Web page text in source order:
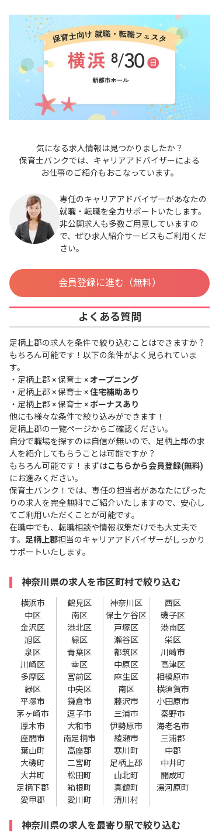
気になる求人情報は見つかりましたか？
保育士バンクでは、キャリアアドバイザーによる
お仕事のご紹介もおこなっています。
専任のキャリアアドバイザーがあなたの
就職・転職を全力サポートいたします。
非公開求人も多数ご用意していますの
で、ぜひ求人紹介サービスもご利用くだ
さい。
会員登録に進む（無料）
よくある質問
足柄上郡の求人を条件で絞り込むことはできますか？
もちろん可能です！以下の条件がよく見られていま
す。
・ 足柄上郡 × 保育士 ×オープニング
・ 足柄上郡 × 保育士 ×住宅補助あり
・ 足柄上郡 × 保育士 ×ボーナスあり
他にも様々な条件で絞り込みができます！
足柄上郡の一覧ページからご確認ください。
自分で職場を探すのは自信が無いので、足柄上郡の求
人を紹介してもらうことは可能ですか？
もちろん可能です！まずはこちらから会員登録(無料)
にお進みください。
保育士バンク！では、専任の担当者があなたにぴった
りの求人を完全無料でご紹介いたしますので、安心し
てご利用いただくことが可能です。
在職中でも、転職相談や情報収集だけでも大丈夫で
す。 足柄上郡担当のキャリアアドバイザーがしっかり
サポートいたします。
神奈川県の求人を市区町村で絞り込む
横浜市 鶴見区 神奈川区
西区
中区
南区 保土ケ谷区
磯子区
金沢区
港北区 戸塚区
港南区
旭区
緑区 瀬谷区
栄区
泉区
青葉区 都筑区
川崎市
川崎区
幸区 中原区
高津区
多摩区
宮前区 麻生区
相模原市
緑区
中央区 南区
横須賀市
平塚市
鎌倉市 藤沢市
小田原市
茅ヶ崎市
逗子市 三浦市
秦野市
厚木市
大和市 伊勢原市
海老名市
座間市
南足柄市 綾瀬市
三浦郡
葉山町
高座郡 寒川町
中郡
大磯町
二宮町 足柄上郡
中井町
大井町
松田町 山北町
開成町
足柄下郡
箱根町 真鶴町
湯河原町
愛甲郡
愛川町 清川村
神奈川県の求人を最寄り駅で絞り込む